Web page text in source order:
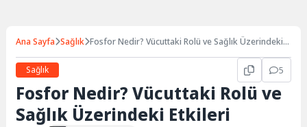
Ana Sayfa Sağlık Fosfor Nedir? Vücuttaki Rolü ve Sağlık Üzerindeki
Sağlık
5
Fosfor Nedir? Vücuttaki Rolü ve
Sağlık Üzerindeki Etkileri